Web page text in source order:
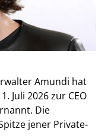
Amundi hat
Juli 2026 zur CEO
Die
jener Private-